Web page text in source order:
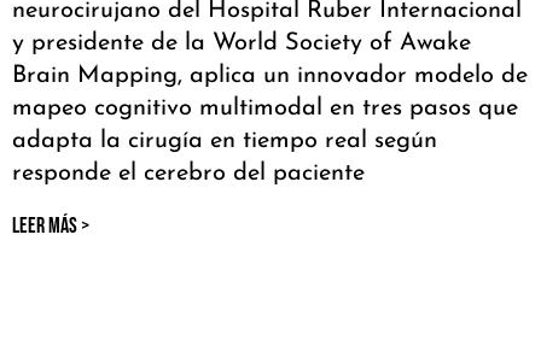
neurocirujano del Hospital Ruber Internacional
y presidente de la World Society of Awake
Brain Mapping, aplica un innovador modelo de
mapeo cognitivo multimodal en tres pasos que
adapta la cirugía en tiempo real según
responde el cerebro del paciente
LEER MÁS >